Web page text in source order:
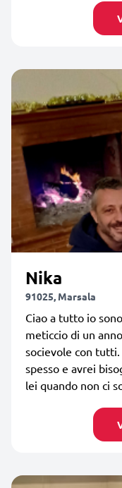
Nika
91025, Marsala
Ciao a tutto io
meticcio di un
socievole con
spesso e avrei
lei quando non ci